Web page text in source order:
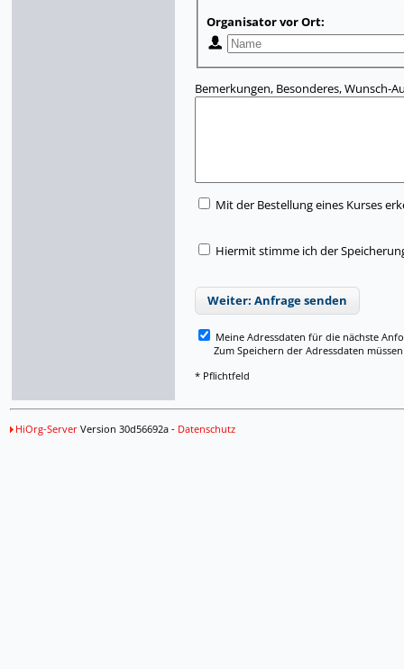
Organisator vor Ort:
Bemerkungen, Besonderes, Wunsch-
Mit der Bestellung eines Kurses
Hiermit stimme ich der
Weiter: Anfrage senden
Meine Adressdaten für die nächste
Zum Speichern der Adressdaten müssen
* Pflichtfeld
HiOrg-ServerVersion 30d56692a - Datenschutz